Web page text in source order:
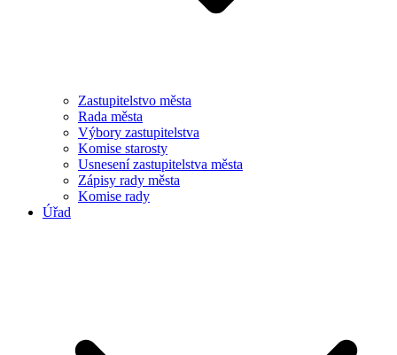
Zastupitelstvo města
Rada města
Výbory zastupitelstva
Komise starosty
Usnesení zastupitelstva města
Zápisy rady města
Komise rady
Úřad